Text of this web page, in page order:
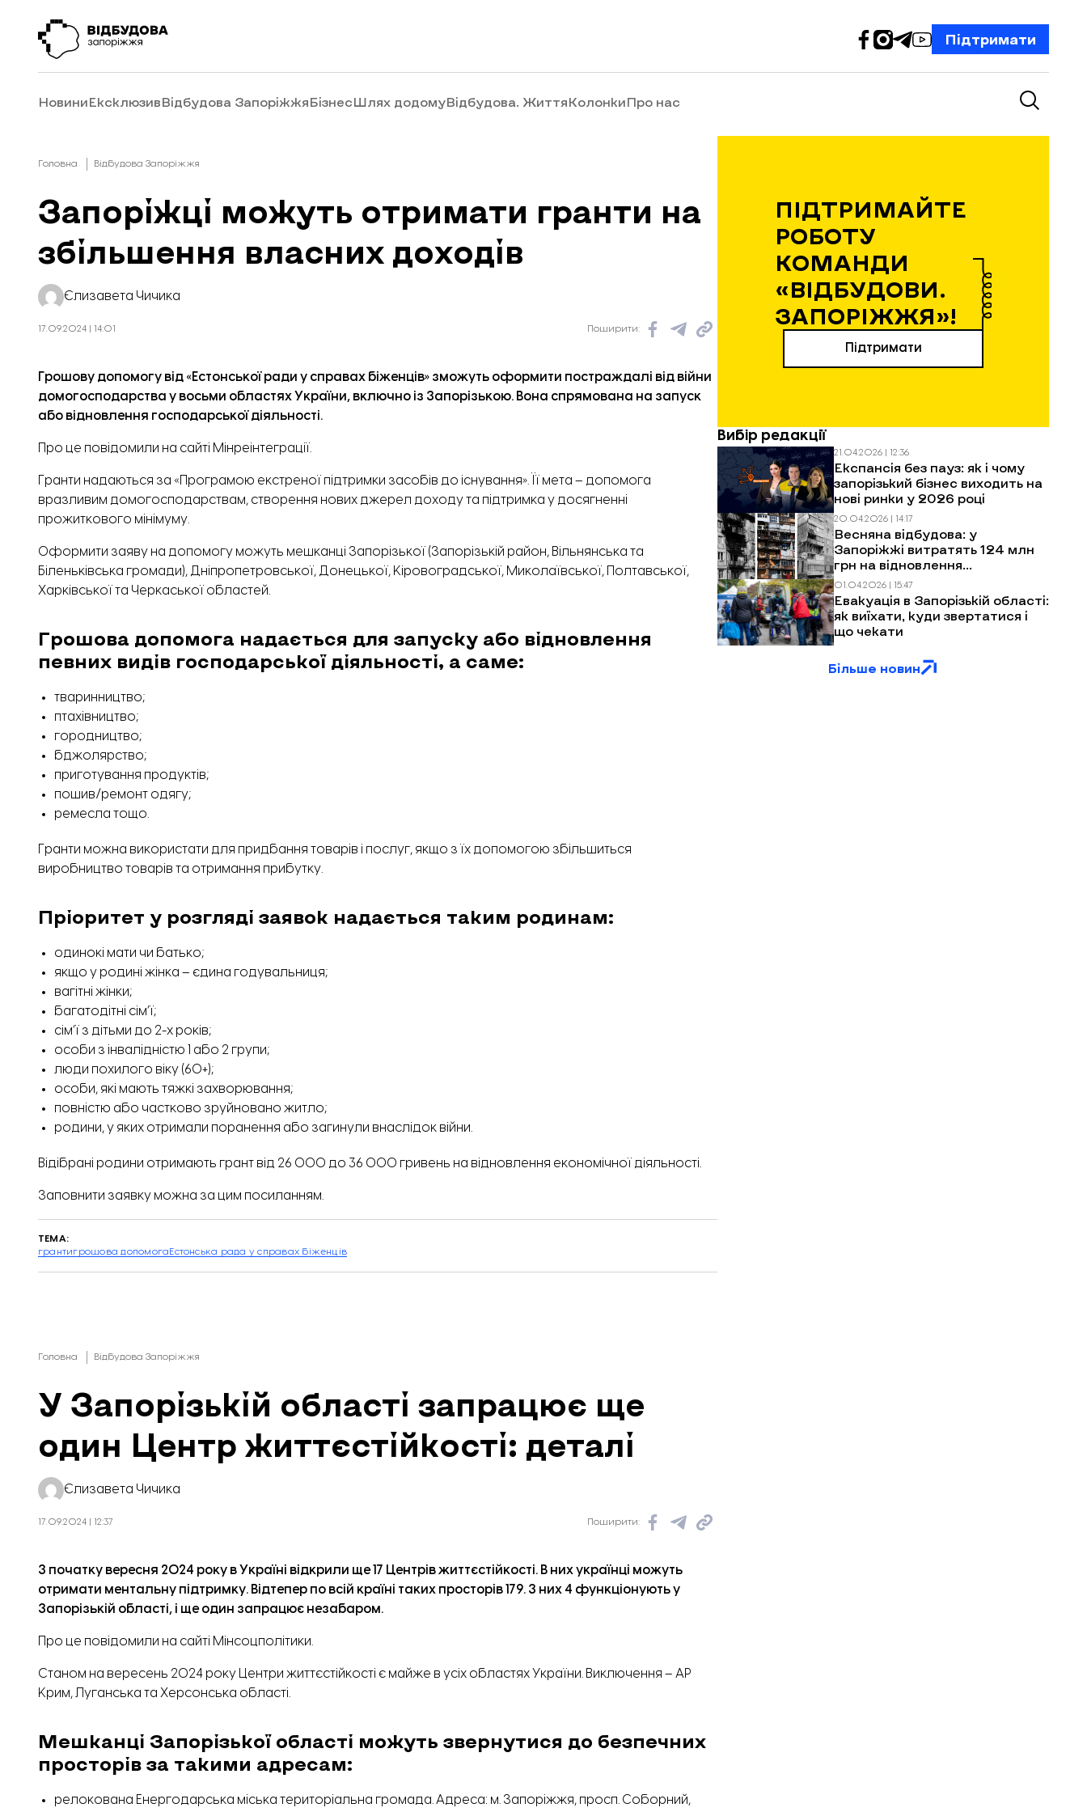
Підтримати
НовиниЕксклюзивВідбудова ЗапоріжжяБізнесШлях додомуВідбудова. ЖиттяКолонкиПро нас
Головна Відбудова Запоріжжя
Запоріжці можуть отримати гранти на
збільшення власних доходів
Єлизавета Чичика
17.09.2024 | 14:01 Поширити:
Грошову допомогу від «Естонської ради у справах біженців» зможуть оформити постраждалі від війни
домогосподарства у восьми областях України, включно із Запорізькою. Вона спрямована на запуск
або відновлення господарської діяльності.
Про це повідомили на сайті Мінреінтеграції.
Гранти надаються за «Програмою екстреної підтримки засобів до існування». Її мета – допомога
вразливим домогосподарствам, створення нових джерел доходу та підтримка у досягненні
прожиткового мінімуму.
Оформити заяву на допомогу можуть мешканці Запорізької (Запорізькій район, Вільнянська та
Біленьківська громади), Дніпропетровської, Донецької, Кіровоградської, Миколаївської, Полтавської,
Харківської та Черкаської областей.
Грошова допомога надається для запуску або відновлення
певних видів господарської діяльності, а саме:
тваринництво;
птахівництво;
городництво;
бджолярство;
приготування продуктів;
пошив/ремонт одягу;
ремесла тощо.
Гранти можна використати для придбання товарів і послуг, якщо з їх допомогою збільшиться
виробництво товарів та отримання прибутку.
Пріоритет у розгляді заявок надається таким родинам:
одинокі мати чи батько;
якщо у родині жінка – єдина годувальниця;
вагітні жінки;
багатодітні сім’ї;
сім’ї з дітьми до 2-х років;
особи з інвалідністю 1 або 2 групи;
люди похилого віку (60+);
особи, які мають тяжкі захворювання;
повністю або частково зруйновано житло;
родини, у яких отримали поранення або загинули внаслідок війни.
Відібрані родини отримають грант від 26 000 до 36 000 гривень на відновлення економічної діяльності.
Заповнити заявку можна за цим посиланням.
ТЕМА:
грантигрошова допомогаЕстонська рада у справах біженців
Головна Відбудова Запоріжжя
У Запорізькій області запрацює ще
один Центр життєстійкості: деталі
Єлизавета Чичика
17.09.2024 | 12:37 Поширити:
З початку вересня 2024 року в Україні відкрили ще 17 Центрів життєстійкості. В них українці можуть
отримати ментальну підтримку. Відтепер по всій країні таких просторів 179. З них 4 функціонують у
Запорізькій області, і ще один запрацює незабаром.
Про це повідомили на сайті Мінсоцполітики.
Станом на вересень 2024 року Центри життєстійкості є майже в усіх областях України. Виключення – АР
Крим, Луганська та Херсонська області.
Мешканці Запорізької області можуть звернутися до безпечних
просторів за такими адресам:
релокована Енергодарська міська територіальна громада. Адреса: м. Запоріжжя, просп. Соборний,
ПІДТРИМАЙТЕ
РОБОТУ
КОМАНДИ
«ВІДБУДОВИ.
ЗАПОРІЖЖЯ»!
Підтримати
Вибір редакції
21.04.2026 | 12:36
Експансія без пауз: як і чому
запорізький бізнес виходить на
нові ринки у 2026 році
20.04.2026 | 14:17
Весняна відбудова: у
Запоріжжі витратять 124 млн
грн на відновлення
багатоповерхівок після
обстрілів
01.04.2026 | 15:47
Евакуація в Запорізькій області:
як виїхати, куди звертатися і
що чекати
Більше новин